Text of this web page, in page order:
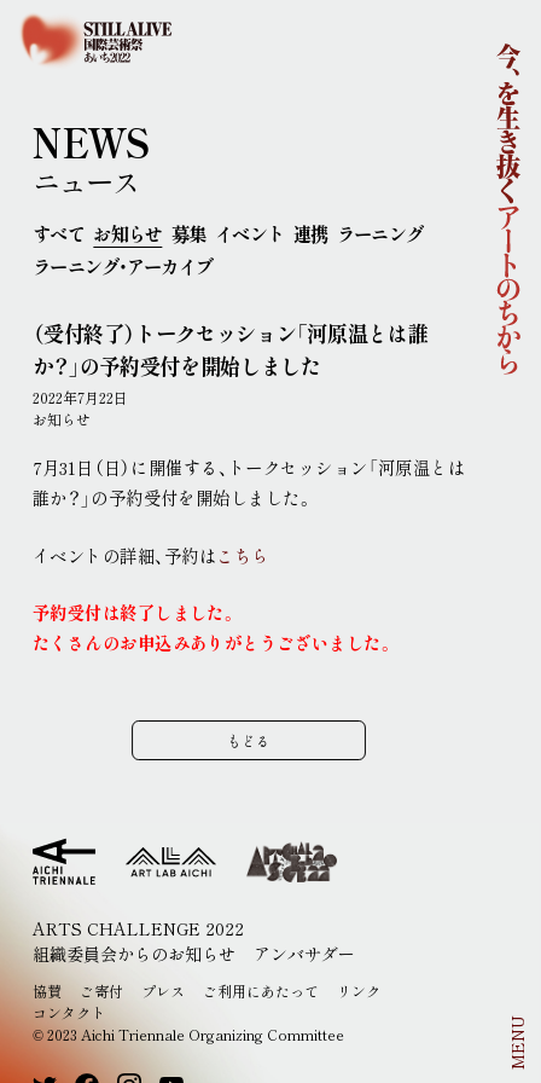
MENU
国際芸術祭「あいち2022」企画概要
企画体制
協賛
ニュース
イベント
アーティスト
ラーニング
連携事業
ポップ・アップ！
円頓寺連携
芸術大学連携
舞台芸術公募
連携企画
パートナーシップ
アクセス
連携ホテル
現代美術展
取材申込み
画像貸し出し
NEWS
ニュース
すべて お知らせ 募集 イベント 連携 ラーニング
ラーニング・アーカイブ
（受付終了）トークセッション「河原温とは誰
か？」の予約受付を開始しました
2022年7月22日
お知らせ
7月31日（日）に開催する、 トークセッション「河原温とは
誰か？」の予約受付を開始しました。
イベントの詳細、予約は こちら
予約受付は終了しました。
たくさんのお申込みありがとうございました。
もどる
ARTS CHALLENGE 2022
組織委員会からのお知らせ
アンバサダー
協賛 ご寄付 プレス ご利用にあたって
リンク
コンタクト
© 2023 Aichi Triennale Organizing Committee